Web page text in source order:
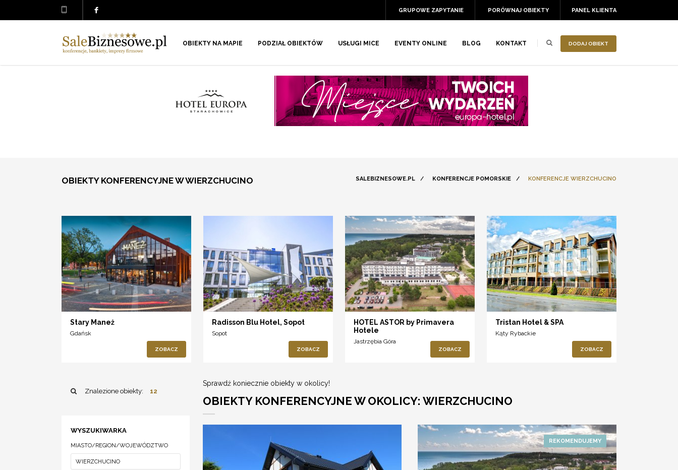
PANEL KLIENTA
PORÓWNAJ OBIEKTY
GRUPOWE ZAPYTANIE
DODAJ OBIEKT
OBIEKTY NA MAPIE PODZIAŁ OBIEKTÓW USŁUGI MICE EVENTY ONLINE BLOG KONTAKT
OBIEKTY KONFERENCYJNE W WIERZCHUCINO SALEBIZNESOWE.PL / KONFERENCJE POMORSKIE / KONFERENCJE WIERZCHUCINO
Stary Maneż
Gdańsk
ZOBACZ
Radisson Blu Hotel, Sopot
Sopot
ZOBACZ
HOTEL ASTOR by Primavera
Hotele
Jastrzębia Góra
ZOBACZ
Tristan Hotel & SPA
Kąty Rybackie
ZOBACZ
Znalezione obiekty: 12
WYSZUKIWARKA
MIASTO/REGION/WOJEWÓDZTWO
Sprawdź koniecznie obiekty w okolicy!
OBIEKTY KONFERENCYJNE W OKOLICY: WIERZCHUCINO